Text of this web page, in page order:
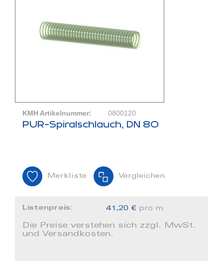
KMH Artikelnummer: 0800120
PUR-Spiralschlauch, DN 80
Merkliste Vergleichen
Listenpreis: 41,20 € pro m
Die Preise verstehen sich zzgl. MwSt.
und Versandkosten.